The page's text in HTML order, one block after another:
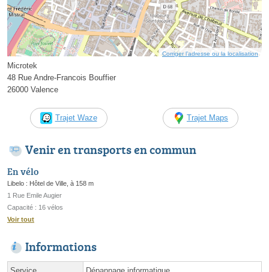
Corriger l’adresse ou la localisation
Microtek
48 Rue Andre-Francois Bouffier
26000 Valence
Trajet Waze Trajet Maps
Venir en transports en commun
En vélo
Libelo : Hôtel de Ville, à 158 m
1 Rue Emile Augier
Capacité : 16 vélos
Voir tout
Informations